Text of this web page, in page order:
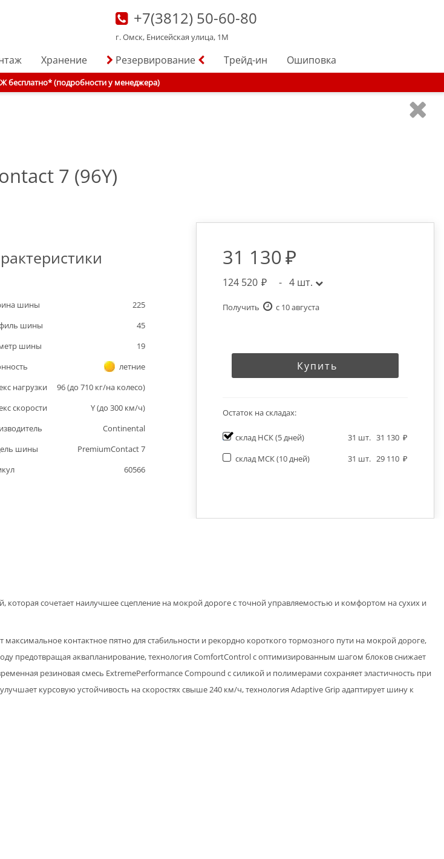
+7(3812) 50-60-80
г. Омск, Енисейская улица, 1М
Хранение Резервирование Трейд-ин Ошиповка
(подробности у менеджера)
7 (96Y)
шины
225
шины
45
шины
19
летние
нагрузки
96(до710 кг/на колесо)
скорости
Y(до300 км/ч)
Continental
шины
PremiumContact 7
60566
31 130
124 520 - 4 шт.
Получить c 10 августа
Купить
Остаток на складах:
склад НСК(5 дней) 31 шт. 31 130
склад МСК(10 дней) 31 шт. 29 110
сочетает наилучшее сцепление на мокрой дороге с точной управляемостью и комфортом на сухих и
контактное пятно для стабильности и рекордно короткого тормозного пути на мокрой дороге,
предотвращая аквапланирование, технология ComfortControl с оптимизированным шагом блоков снижает
резиновая смесь ExtremePerformance Compound с силикой и полимерами сохраняет эластичность при
курсовую устойчивость на скоростях свыше 240 км/ч, технология Adaptive Grip адаптирует шину к